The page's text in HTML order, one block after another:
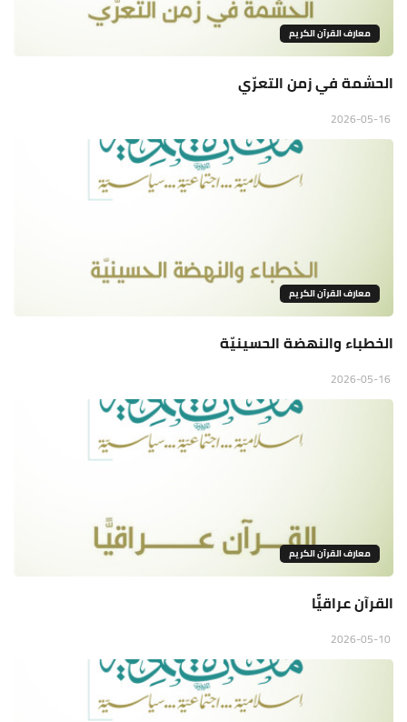
معارف القرآن الكريم
الحشمة في زمن التعرّي
معارف القرآن الكريم
الخطباء والنهضة الحسينيّة
معارف القرآن الكريم
القرآن عراقيًّا